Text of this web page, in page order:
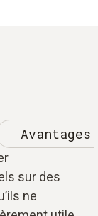
sur des
ne